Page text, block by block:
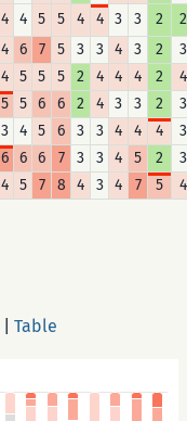
4 4 5 5 4 4 3 3 2
2
4 6 7 5 3 3 4 3 2
3
4 5 5 5 2 4 4 4 2
4
5 5 6 6 2 4 3 3 2
3
3 4 5 6 3 3 4 4 4
3
6 6 6 7 3 3 4 5 2
3
4 5 7 8 4 3 4 7 5 4
Table